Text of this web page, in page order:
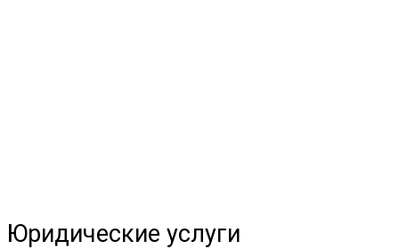
Юридические услуги